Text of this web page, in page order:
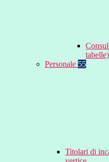
tabelle)
Personale 55
Titolari di